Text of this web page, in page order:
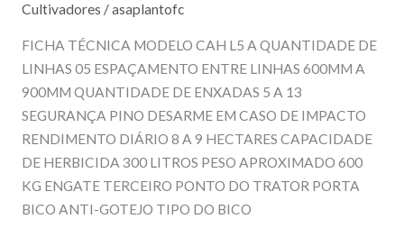
Cultivadores /asaplantofc
FICHA TÉCNICA MODELO CAH L5 A QUANTIDADE DE
LINHAS 05 ESPAÇAMENTO ENTRE LINHAS 600MM A
900MM QUANTIDADE DE ENXADAS 5 A 13
SEGURANÇA PINO DESARME EM CASO DE IMPACTO
RENDIMENTO DIÁRIO 8 A 9 HECTARES CAPACIDADE
DE HERBICIDA 300 LITROS PESO APROXIMADO 600
KG ENGATE TERCEIRO PONTO DO TRATOR PORTA
BICO ANTI-GOTEJO TIPO DO BICO